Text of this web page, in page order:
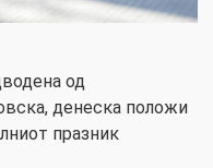
од
денеска положи
празник